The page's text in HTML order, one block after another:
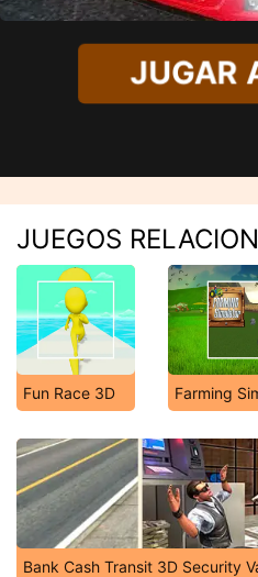
JUGAR
JUEGOS
Fun Race 3D Farming
Bank Cash Transit 3D Security